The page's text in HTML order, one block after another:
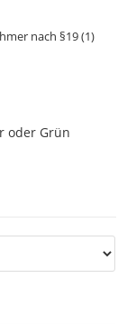
nach §19 (1)
oder Grün